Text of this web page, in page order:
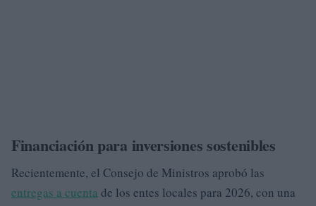
Financiación para inversiones sostenibles
Recientemente, el Consejo de Ministros aprobó las
entregas a cuenta de los entes locales para 2026, con una